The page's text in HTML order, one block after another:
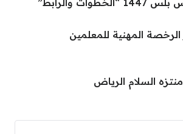
المهنية للمعلمين
السلام الرياض